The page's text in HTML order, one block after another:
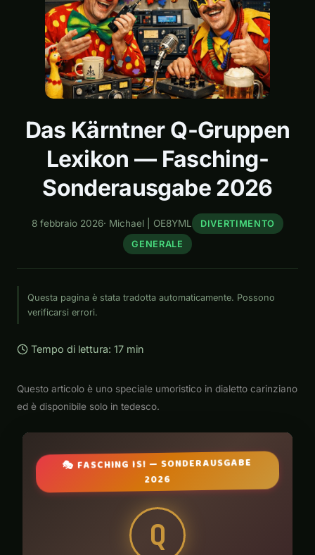
Das Kärntner Q-Gruppen
Lexikon — Fasching-
Sonderausgabe 2026
8 febbraio 2026· Michael | OE8YML
DIVERTIMENTO
GENERALE
Questa pagina è stata tradotta automaticamente. Possono
verificarsi errori.
Tempo di lettura: 17 min
Questo articolo è uno speciale umoristico in dialetto carinziano
ed è disponibile solo in tedesco.
🎭 FASCHING IS! — SONDERAUSGABE
2026
Q